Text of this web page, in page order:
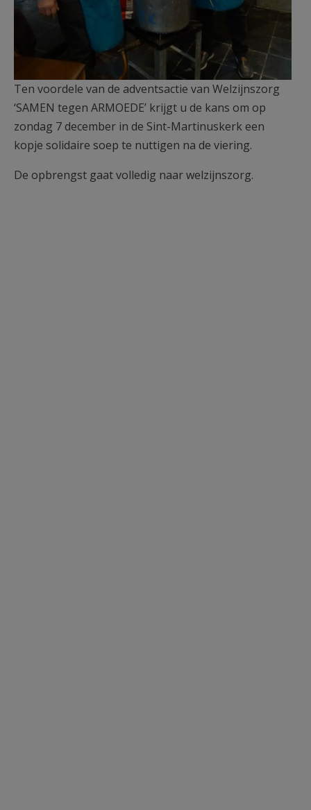
Ten voordele van de adventsactie van Welzijnszorg
‘SAMEN tegen ARMOEDE’ krijgt u de kans om op
zondag 7 december in de Sint-Martinuskerk een
kopje solidaire soep te nuttigen na de viering.
De opbrengst gaat volledig naar welzijnszorg.